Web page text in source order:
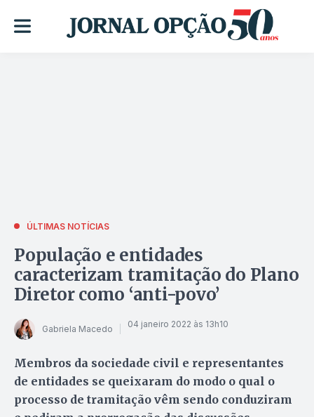
ÚLTIMAS NOTÍCIAS
População e entidades
caracterizam tramitação do Plano
Diretor como ‘anti-povo’
Gabriela Macedo 04 janeiro 2022 às 13h10
Membros da sociedade civil e representantes
de entidades se queixaram do modo o qual o
processo de tramitação vêm sendo conduziram